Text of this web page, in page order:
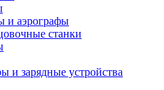
и аэрографы
станки
и зарядные устройства